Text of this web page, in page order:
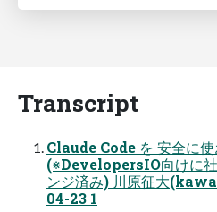
Transcript
Claude Code を 安全に
(※DevelopersIO向けに
ンジ済み) 川原征大
04-23 1